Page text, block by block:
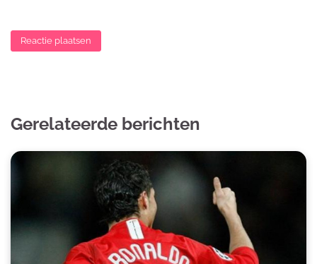
Gerelateerde berichten